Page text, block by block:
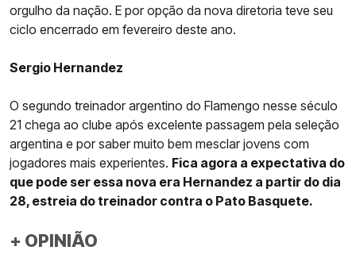
orgulho da nação. E por opção da nova diretoria teve seu
ciclo encerrado em fevereiro deste ano.
Sergio Hernandez
O segundo treinador argentino do Flamengo nesse século
21 chega ao clube após excelente passagem pela seleção
argentina e por saber muito bem mesclar jovens com
jogadores mais experientes. Fica agora a expectativa do
que pode ser essa nova era Hernandez a partir do dia
28, estreia do treinador contra o Pato Basquete.
+ OPINIÃO